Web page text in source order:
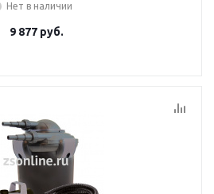
Нет в наличии
9 877руб.